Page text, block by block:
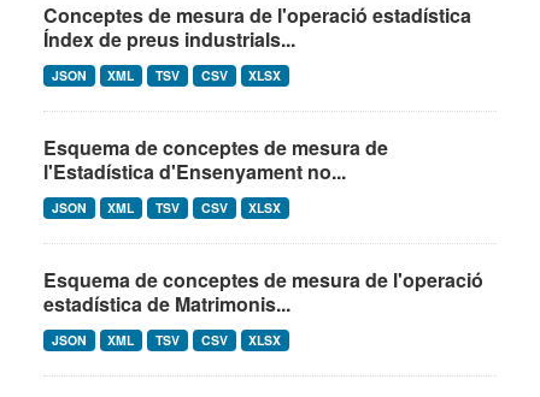
Conceptes de mesura de l'operació estadística
Índex de preus industrials...
JSON XML TSV CSV XLSX
Esquema de conceptes de mesura de
l'Estadística d'Ensenyament no...
JSON XML TSV CSV XLSX
Esquema de conceptes de mesura de l'operació
estadística de Matrimonis...
JSON XML TSV CSV XLSX